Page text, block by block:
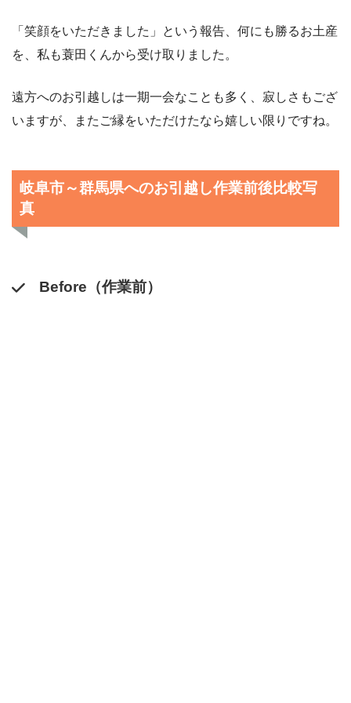
「笑顔をいただきました」という報告、何にも勝るお土産
を、私も蓑田くんから受け取りました。
遠方へのお引越しは一期一会なことも多く、寂しさもござ
いますが、またご縁をいただけたなら嬉しい限りですね。
岐阜市～群馬県へのお引越し作業前後比較写
真
Before（作業前）